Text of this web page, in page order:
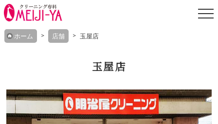
Skip
to
ホーム 店舗 玉屋店
玉屋店